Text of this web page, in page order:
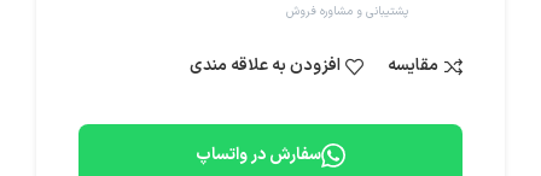
پشتیبانی و مشاوره فروش
مقایسه افزودن به علاقه مندی
سفارش در واتساپ